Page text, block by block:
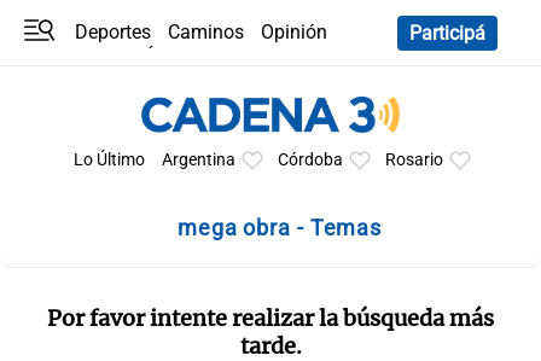
Deportes Caminos
Opinión
Participá
Lo Último Argentina Córdoba Rosario
mega obra - Temas
Por favor intente realizar la búsqueda más
tarde.